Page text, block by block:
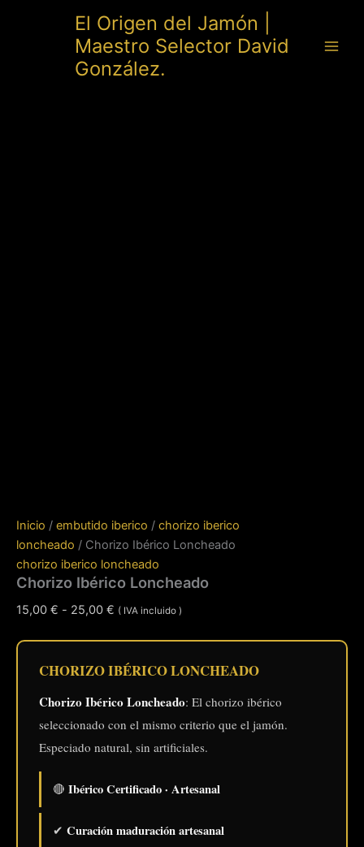
El Origen del Jamón |
Maestro Selector David
González.
Inicio / embutido iberico / chorizo iberico
loncheado / Chorizo Ibérico Loncheado
chorizo iberico loncheado
Chorizo Ibérico Loncheado
15,00 € - 25,00 € Rango
desde
hasta
25,00 €
( IVA incluido )
CHORIZO IBÉRICO LONCHEADO
Chorizo Ibérico Loncheado: El chorizo ibérico
seleccionado con el mismo criterio que el jamón.
Especiado natural, sin artificiales.
🔴 Ibérico Certificado · Artesanal
✔ Curación maduración artesanal